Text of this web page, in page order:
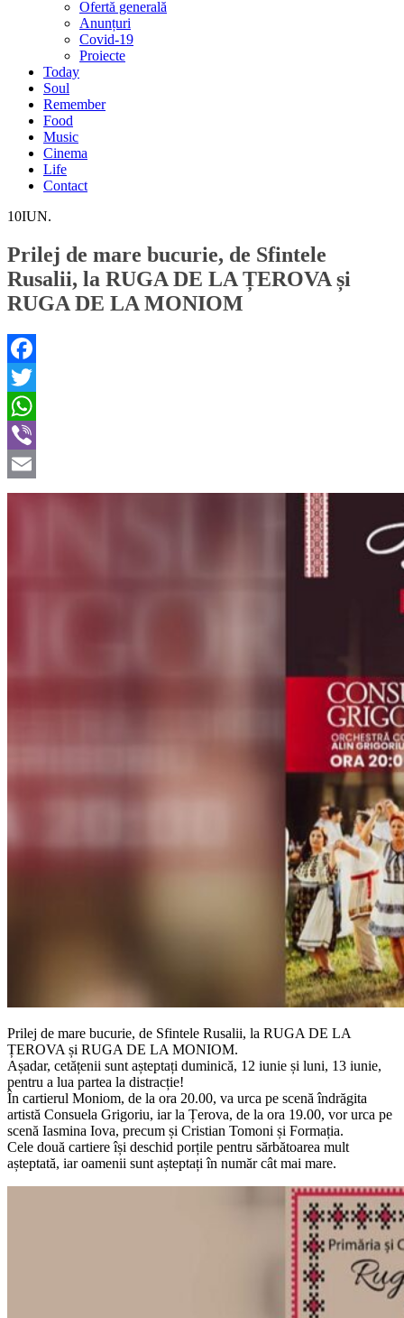
Ofertă generală
Anunțuri
Covid-19
Proiecte
Today
Soul
Remember
Food
Music
Cinema
Life
Contact
10IUN.
Prilej de mare bucurie, de Sfintele
Rusalii, la RUGA DE LA ȚEROVA și
RUGA DE LA MONIOM
Facebook
Twitter
WhatsApp
Viber
Email
Prilej de mare bucurie, de Sfintele Rusalii, la RUGA DE LA
ȚEROVA și RUGA DE LA MONIOM.
Așadar, cetățenii sunt așteptați duminică, 12 iunie și luni, 13 iunie,
pentru a lua partea la distracție!
În cartierul Moniom, de la ora 20.00, va urca pe scenă îndrăgita
artistă Consuela Grigoriu, iar la Țerova, de la ora 19.00, vor urca pe
scenă Iasmina Iova, precum și Cristian Tomoni și Formația.
Cele două cartiere își deschid porțile pentru sărbătoarea mult
așteptată, iar oamenii sunt așteptați în număr cât mai mare.